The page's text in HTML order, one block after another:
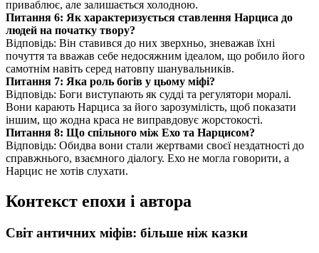
приваблює, але залишається холодною.
Питання 6: Як характеризується ставлення Нарциса до
людей на початку твору?
Відповідь: Він ставився до них зверхньо, зневажав їхні
почуття та вважав себе недосяжним ідеалом, що робило його
самотнім навіть серед натовпу шанувальників.
Питання 7: Яка роль богів у цьому міфі?
Відповідь: Боги виступають як судді та регулятори моралі.
Вони карають Нарциса за його зарозумілість, щоб показати
іншим, що жодна краса не виправдовує жорстокості.
Питання 8: Що спільного між Ехо та Нарцисом?
Відповідь: Обидва вони стали жертвами своєї нездатності до
справжнього, взаємного діалогу. Ехо не могла говорити, а
Нарцис не хотів слухати.
Контекст епохи і автора
Світ античних міфів: більше ніж казки